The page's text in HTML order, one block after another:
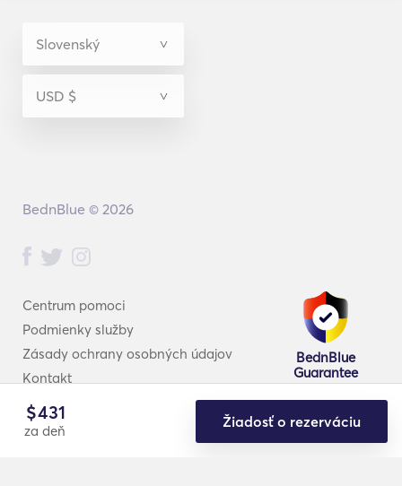
$431
za deň
Žiadosť o rezerváciu
Centrum pomoci
Podmienky služby
Zásady ochrany osobných údajov
Kontakt
BednBlue
Guarantee
BednBlue © 2026